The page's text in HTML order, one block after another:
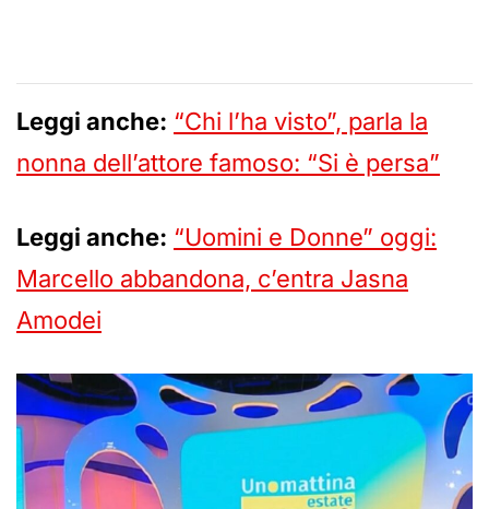
Leggi anche: “Chi l’ha visto”, parla la
nonna dell’attore famoso: “Si è persa”
Leggi anche: “Uomini e Donne” oggi:
Marcello abbandona, c’entra Jasna
Amodei